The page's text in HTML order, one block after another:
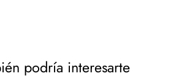
podría interesarte